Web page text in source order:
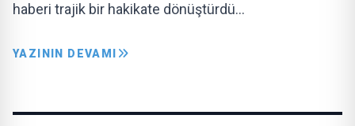
haberi trajik bir hakikate dönüştürdü…
YAZININ DEVAMI